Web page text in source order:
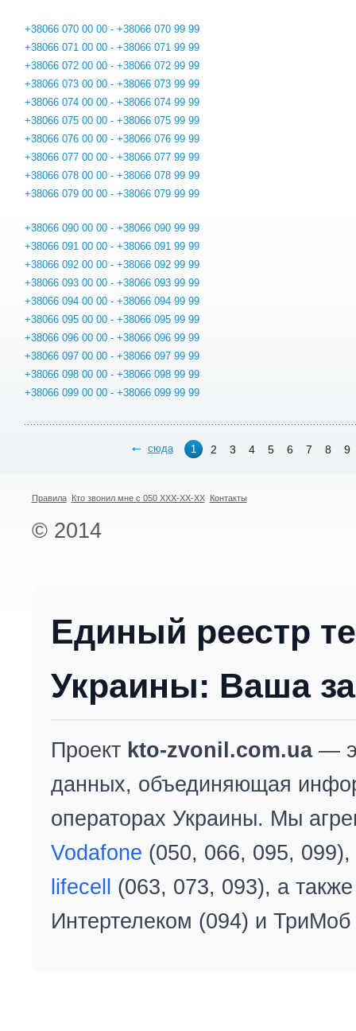
+38066 070 00 00 - +38066 070 99 99
+38066 071 00 00 - +38066 071 99 99
+38066 072 00 00 - +38066 072 99 99
+38066 073 00 00 - +38066 073 99 99
+38066 074 00 00 - +38066 074 99 99
+38066 075 00 00 - +38066 075 99 99
+38066 076 00 00 - +38066 076 99 99
+38066 077 00 00 - +38066 077 99 99
+38066 078 00 00 - +38066 078 99 99
+38066 079 00 00 - +38066 079 99 99
+38066 090 00 00 - +38066 090 99 99
+38066 091 00 00 - +38066 091 99 99
+38066 092 00 00 - +38066 092 99 99
+38066 093 00 00 - +38066 093 99 99
+38066 094 00 00 - +38066 094 99 99
+38066 095 00 00 - +38066 095 99 99
+38066 096 00 00 - +38066 096 99 99
+38066 097 00 00 - +38066 097 99 99
+38066 098 00 00 - +38066 098 99 99
+38066 099 00 00 - +38066 099 99 99
сюда 1 2 3 4 5 6 7 8 9
Правила Кто звонил мне с 050 XXX-XX-XX Контакты
© 2014
Единый реестр
Украины: Ваша
Проект kto-zvonil.com.ua—
данных, объединяющая
операторах Украины. Мы
Vodafone (050, 066, 095, 099),
lifecell
(063, 073, 093), а
Интертелеком (094) и ТриМоб